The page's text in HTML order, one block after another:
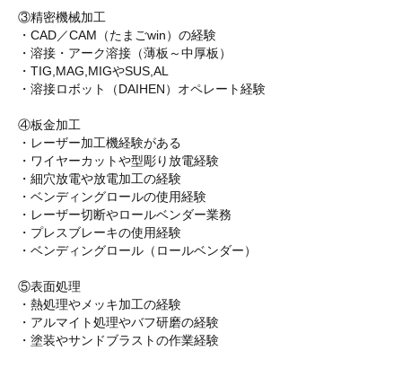
③精密機械加工
・CAD／CAM（たまごwin）の経験
・溶接・アーク溶接（薄板～中厚板）
・TIG,MAG,MIGやSUS,AL
・溶接ロボット（DAIHEN）オペレート経験
④板金加工
・レーザー加工機経験がある
・ワイヤーカットや型彫り放電経験
・細穴放電や放電加工の経験
・ベンディングロールの使用経験
・レーザー切断やロールベンダー業務
・プレスブレーキの使用経験
・ベンディングロール（ロールベンダー）
⑤表面処理
・熱処理やメッキ加工の経験
・アルマイト処理やバフ研磨の経験
・塗装やサンドブラストの作業経験